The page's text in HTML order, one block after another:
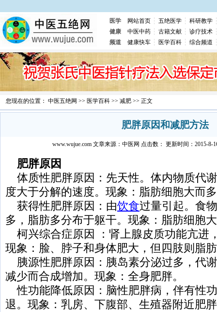
医学 网站首页 五绝医学
科研教学
健康
中医中药 古籍文献
诊疗技术
频道
健康快车 医学百科 综合频道
您现在的位置： 中医五绝网 >> 医学百科 >> 减肥 >> 正文
肥胖原因和减肥方法
www.wujue.com 文章来源： 中医网 点击数： 更新时间：2015-8-
肥胖原因
体质性肥胖原因：先天性。体内物质代
度大于分解的速度。现象：脂肪细胞大而
获得性肥胖原因：由饮食过量引起。食
多，脂肪多分布于躯干。现象：脂肪细胞
柯兴综合症原因 ：肾上腺皮质功能亢进
现象：脸、脖子和身体肥大，但四肢则脂
胰源性肥胖原因：胰岛素分泌过多，代
减少而合成增加。现象：全身肥胖。
性功能降低原因：脑性肥胖病，伴有性
退。现象：乳房、下腹部、生殖器附近肥